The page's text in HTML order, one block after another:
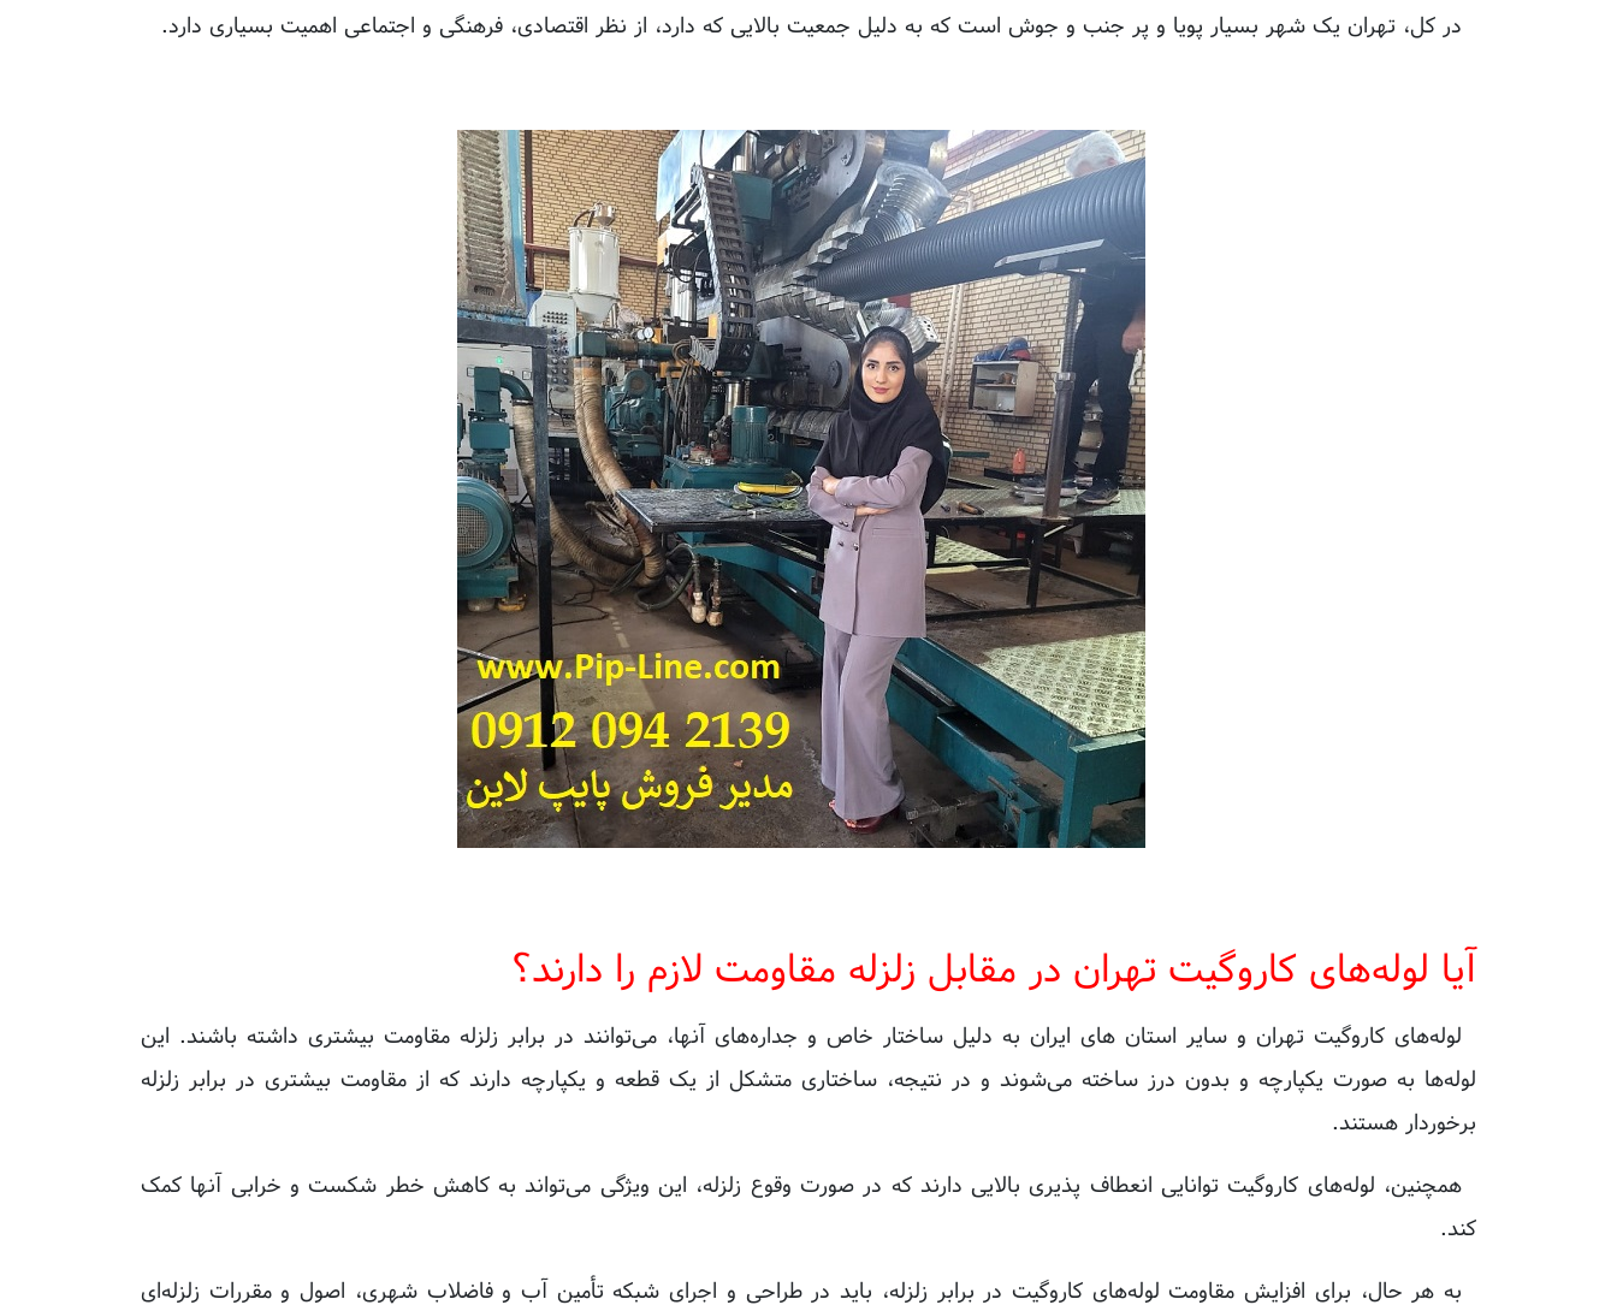
در کل، تهران یک شهر بسیار پویا و پر جنب و جوش است که به دلیل جمعیت بالایی که دارد، از نظر اقتصادی، فرهنگی و اجتماعی اهمیت بسیاری دارد.
آیا لوله‌های کاروگیت تهران در مقابل زلزله مقاومت لازم را دارند؟
لوله‌های کاروگیت تهران و سایر استان های ایران به دلیل ساختار خاص و جداره‌های آنها، می‌توانند در برابر زلزله مقاومت بیشتری داشته باشند. این
لوله‌ها به صورت یکپارچه و بدون درز ساخته می‌شوند و در نتیجه، ساختاری متشکل از یک قطعه و یکپارچه دارند که از مقاومت بیشتری در برابر زلزله
برخوردار هستند.
همچنین، لوله‌های کاروگیت توانایی انعطاف پذیری بالایی دارند که در صورت وقوع زلزله، این ویژگی می‌تواند به کاهش خطر شکست و خرابی آنها کمک
کند.
به هر حال، برای افزایش مقاومت لوله‌های کاروگیت در برابر زلزله، باید در طراحی و اجرای شبکه تأمین آب و فاضلاب شهری، اصول و مقررات زلزله‌ای